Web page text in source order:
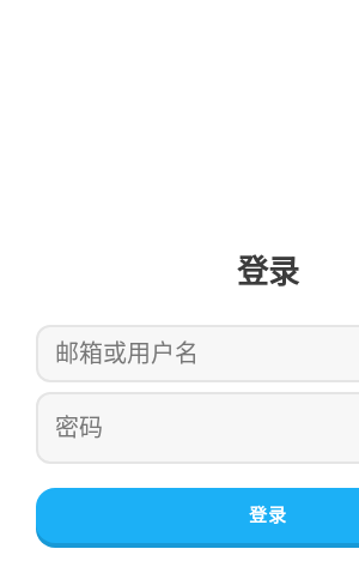
登录
登录